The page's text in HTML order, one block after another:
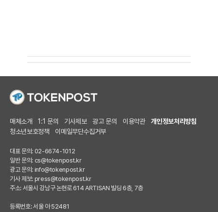
매체소개 1:1 문의 기사제보 광고 문의 이용약관
개인정보처리방침
청소년보호정책
이메일무단수집거부
대표 문의: 02-6674-1012
일반 문의: cs@tokenpost.kr
광고 문의: info@tokenpost.kr
기사 제보: press@tokenpost.kr
주소: 서울시 강남구 논현로 614 ARTISAN 빌딩 6층, 7층
등록번호: 서울 아 52481